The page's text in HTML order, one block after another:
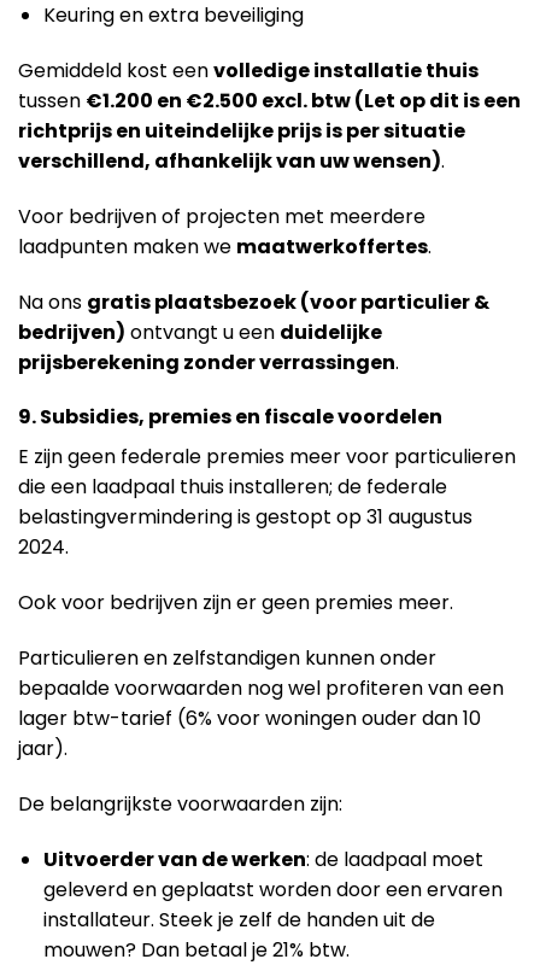
Keuring en extra beveiliging
Gemiddeld kost eenvolledige installatie thuis
tussen €1.200 en €2.500 excl. btw (Let op dit is een
richtprijs en uiteindelijke prijs is per situatie
verschillend, afhankelijk van uw wensen).
Voor bedrijven of projecten met meerdere
laadpunten maken we maatwerkoffertes.
Na ons gratis plaatsbezoek (voor particulier &
bedrijven) ontvangt u een duidelijke
prijsberekening zonder verrassingen.
9. Subsidies, premies en fiscale voordelen
E zijn geen federale premies meer voor particulieren
die een laadpaal thuis installeren; de federale
belastingvermindering is gestopt op 31 augustus
2024.
Ook voor bedrijven zijn er geen premies meer.
Particulieren en zelfstandigen kunnen onder
bepaalde voorwaarden nog wel profiteren van een
lager btw-tarief (6% voor woningen ouder dan 10
jaar).
De belangrijkste voorwaarden zijn:
Uitvoerder van de werken: de laadpaal moet
geleverd en geplaatst worden door een ervaren
installateur. Steek je zelf de handen uit de
mouwen? Dan betaal je 21% btw.